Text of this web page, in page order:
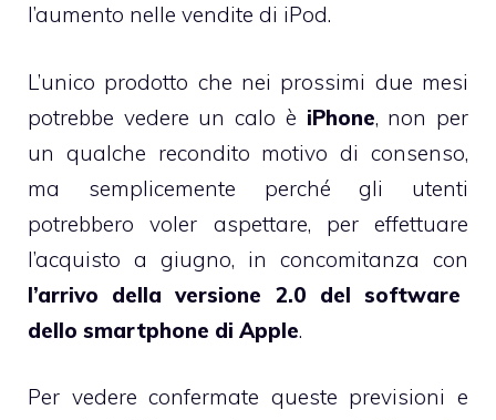
l’aumento nelle vendite di iPod.
L’unico prodotto che nei prossimi due mesi
potrebbe vedere un calo è iPhone, non per
un qualche recondito motivo di consenso,
ma semplicemente perché gli utenti
potrebbero voler aspettare, per effettuare
l’acquisto a giugno, in concomitanza con
l’arrivo della versione 2.0 del software
dello smartphone di Apple.
Per vedere confermate queste previsioni e